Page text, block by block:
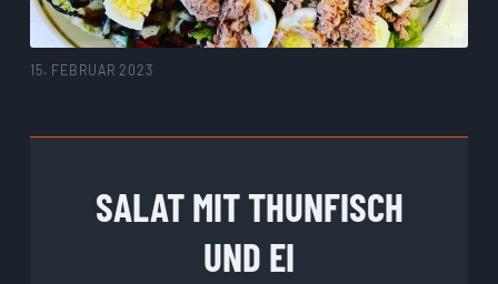
15. FEBRUAR 2023
SALAT MIT THUNFISCH
UND EI